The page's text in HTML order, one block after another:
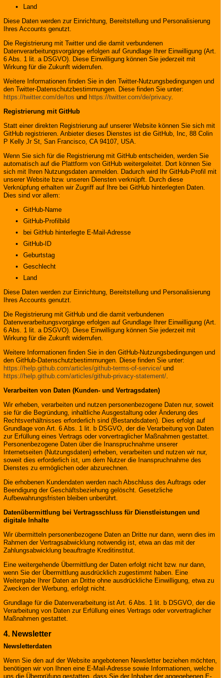
Land
Diese Daten werden zur Einrichtung, Bereitstellung und Personalisierung
Ihres Accounts genutzt.
Die Registrierung mit Twitter und die damit verbundenen
Datenverarbeitungsvorgänge erfolgen auf Grundlage Ihrer Einwilligung (Art.
6 Abs. 1 lit. a DSGVO). Diese Einwilligung können Sie jederzeit mit
Wirkung für die Zukunft widerrufen.
Weitere Informationen finden Sie in den Twitter-Nutzungsbedingungen und
den Twitter-Datenschutzbestimmungen. Diese finden Sie unter:
https://twitter.com/de/tos und https://twitter.com/de/privacy.
Registrierung mit GitHub
Statt einer direkten Registrierung auf unserer Website können Sie sich mit
GitHub registrieren. Anbieter dieses Dienstes ist die GitHub, Inc, 88 Colin
P Kelly Jr St, San Francisco, CA 94107, USA.
Wenn Sie sich für die Registrierung mit GitHub entscheiden, werden Sie
automatisch auf die Plattform von GitHub weitergeleitet. Dort können Sie
sich mit Ihren Nutzungsdaten anmelden. Dadurch wird Ihr GitHub-Profil mit
unserer Website bzw. unseren Diensten verknüpft. Durch diese
Verknüpfung erhalten wir Zugriff auf Ihre bei GitHub hinterlegten Daten.
Dies sind vor allem:
GitHub-Name
GitHub-Profilbild
bei GitHub hinterlegte E-Mail-Adresse
GitHub-ID
Geburtstag
Geschlecht
Land
Diese Daten werden zur Einrichtung, Bereitstellung und Personalisierung
Ihres Accounts genutzt.
Die Registrierung mit GitHub und die damit verbundenen
Datenverarbeitungsvorgänge erfolgen auf Grundlage Ihrer Einwilligung (Art.
6 Abs. 1 lit. a DSGVO). Diese Einwilligung können Sie jederzeit mit
Wirkung für die Zukunft widerrufen.
Weitere Informationen finden Sie in den GitHub-Nutzungsbedingungen und
den GitHub-Datenschutzbestimmungen. Diese finden Sie unter:
https://help.github.com/articles/github-terms-of-service/ und
https://help.github.com/articles/github-privacy-statement/.
Verarbeiten von Daten (Kunden- und Vertragsdaten)
Wir erheben, verarbeiten und nutzen personenbezogene Daten nur, soweit
sie für die Begründung, inhaltliche Ausgestaltung oder Änderung des
Rechtsverhältnisses erforderlich sind (Bestandsdaten). Dies erfolgt auf
Grundlage von Art. 6 Abs. 1 lit. b DSGVO, der die Verarbeitung von Daten
zur Erfüllung eines Vertrags oder vorvertraglicher Maßnahmen gestattet.
Personenbezogene Daten über die Inanspruchnahme unserer
Internetseiten (Nutzungsdaten) erheben, verarbeiten und nutzen wir nur,
soweit dies erforderlich ist, um dem Nutzer die Inanspruchnahme des
Dienstes zu ermöglichen oder abzurechnen.
Die erhobenen Kundendaten werden nach Abschluss des Auftrags oder
Beendigung der Geschäftsbeziehung gelöscht. Gesetzliche
Aufbewahrungsfristen bleiben unberührt.
Datenübermittlung bei Vertragsschluss für Dienstleistungen und
digitale Inhalte
Wir übermitteln personenbezogene Daten an Dritte nur dann, wenn dies im
Rahmen der Vertragsabwicklung notwendig ist, etwa an das mit der
Zahlungsabwicklung beauftragte Kreditinstitut.
Eine weitergehende Übermittlung der Daten erfolgt nicht bzw. nur dann,
wenn Sie der Übermittlung ausdrücklich zugestimmt haben. Eine
Weitergabe Ihrer Daten an Dritte ohne ausdrückliche Einwilligung, etwa zu
Zwecken der Werbung, erfolgt nicht.
Grundlage für die Datenverarbeitung ist Art. 6 Abs. 1 lit. b DSGVO, der die
Verarbeitung von Daten zur Erfüllung eines Vertrags oder vorvertraglicher
Maßnahmen gestattet.
4. Newsletter
Newsletterdaten
Wenn Sie den auf der Website angebotenen Newsletter beziehen möchten,
benötigen wir von Ihnen eine E-Mail-Adresse sowie Informationen, welche
uns die Überprüfung gestatten, dass Sie der Inhaber der angegebenen E-